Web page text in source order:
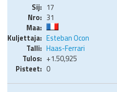
17
31
Esteban Ocon
Haas-Ferrari
+1.50,925
0